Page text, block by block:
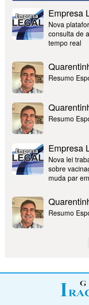
Empresa
Nova
consulta de
tempo real
Resumo
Resumo
Empresa
Nova lei
sobre
muda par
Resumo